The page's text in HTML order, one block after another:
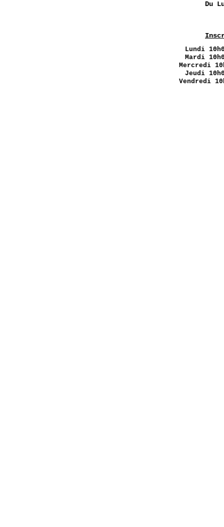
Du
Lundi
Mardi
Mercredi
Jeudi
Vendredi